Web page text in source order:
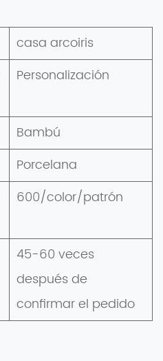
casa arcoiris
Personalización
Bambú
Porcelana
600/color/patrón
45-60 veces
después de
confirmar el pedido